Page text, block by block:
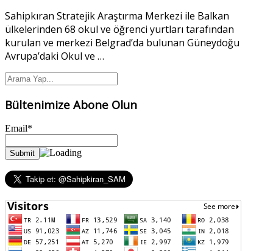
Sahipkıran Stratejik Araştırma Merkezi ile Balkan
ülkelerinden 68 okul ve öğrenci yurtları tarafından
kurulan ve merkezi Belgrad’da bulunan Güneydoğu
Avrupa’daki Okul ve …
Bültenimize Abone Olun
Email*